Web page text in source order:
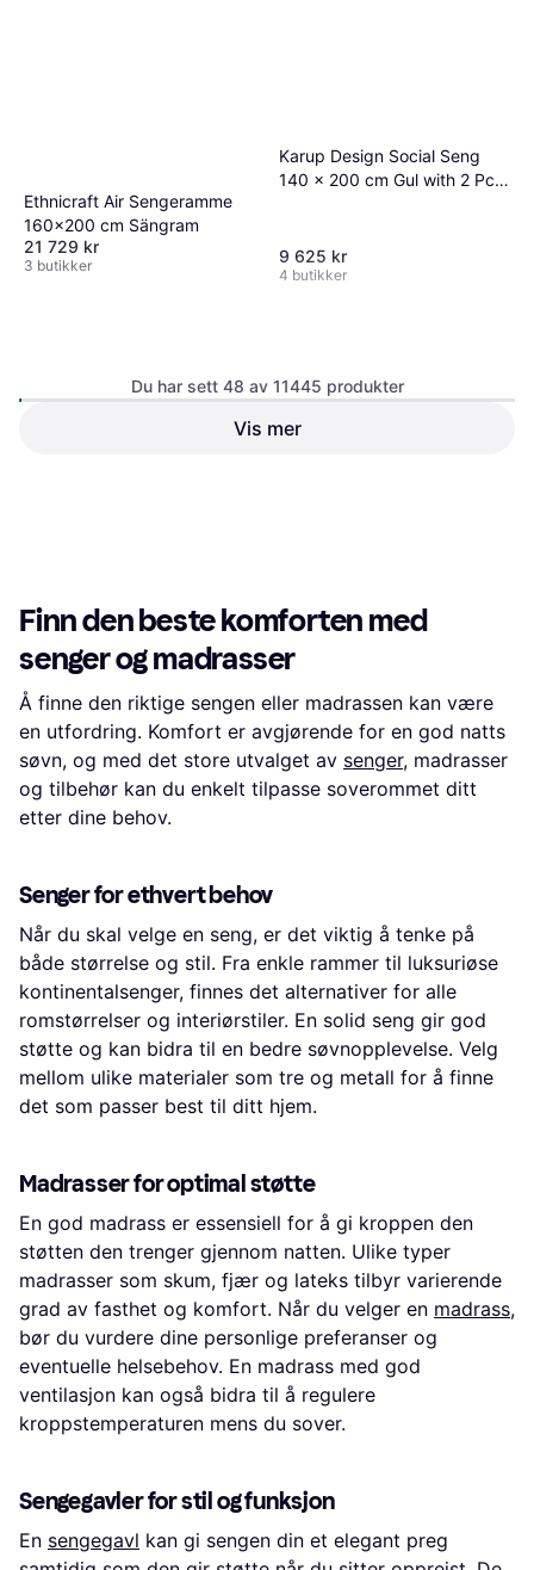
Ethnicraft Air Sengeramme
160x200 cm Sängram
21 729 kr
3 butikker
Karup Design Social Seng
140 x 200 cm Gul with 2 Pcs
Rammemadrass
9 625 kr
4 butikker
Du har sett 48 av 11445 produkter
Vis mer
Finn den beste komforten med
senger og madrasser
Å finne den riktige sengen eller madrassen kan være
en utfordring. Komfort er avgjørende for en god natts
søvn, og med det store utvalget av senger, madrasser
og tilbehør kan du enkelt tilpasse soverommet ditt
etter dine behov.
Senger for ethvert behov
Når du skal velge en seng, er det viktig å tenke på
både størrelse og stil. Fra enkle rammer til luksuriøse
kontinentalsenger, finnes det alternativer for alle
romstørrelser og interiørstiler. En solid seng gir god
støtte og kan bidra til en bedre søvnopplevelse. Velg
mellom ulike materialer som tre og metall for å finne
det som passer best til ditt hjem.
Madrasser for optimal støtte
En god madrass er essensiell for å gi kroppen den
støtten den trenger gjennom natten. Ulike typer
madrasser som skum, fjær og lateks tilbyr varierende
grad av fasthet og komfort. Når du velger en madrass,
bør du vurdere dine personlige preferanser og
eventuelle helsebehov. En madrass med god
ventilasjon kan også bidra til å regulere
kroppstemperaturen mens du sover.
Sengegavler for stil og funksjon
En sengegavl kan gi sengen din et elegant preg